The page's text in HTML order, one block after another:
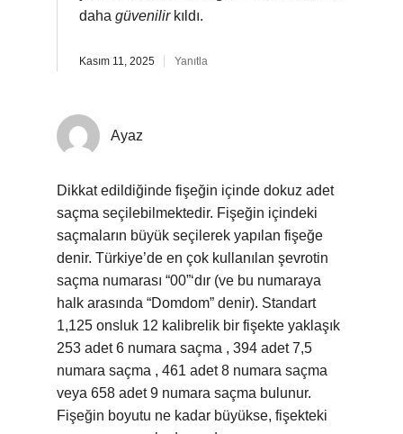
daha güvenilirkıldı.
Kasım 11, 2025 Yanıtla
Ayaz
Dikkat edildiğinde fişeğin içinde dokuz adet
saçma seçilebilmektedir. Fişeğin içindeki
saçmaların büyük seçilerek yapılan fişeğe
denir. Türkiye’de en çok kullanılan şevrotin
saçma numarası “00”‘dır (ve bu numaraya
halk arasında “Domdom” denir). Standart
1,125 onsluk 12 kalibrelik bir fişekte yaklaşık
253 adet 6 numara saçma , 394 adet 7,5
numara saçma , 461 adet 8 numara saçma
veya 658 adet 9 numara saçma bulunur.
Fişeğin boyutu ne kadar büyükse, fişekteki